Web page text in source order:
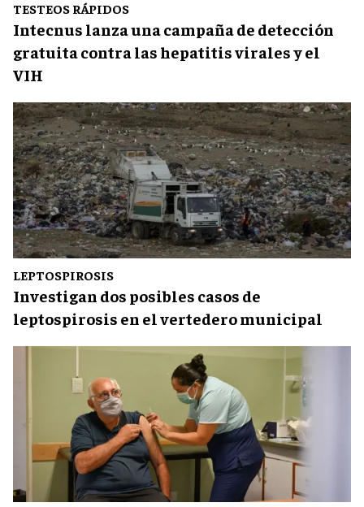
TESTEOS RÁPIDOS
Intecnus lanza una campaña de detección
gratuita contra las hepatitis virales y el
VIH
LEPTOSPIROSIS
Investigan dos posibles casos de
leptospirosis en el vertedero municipal